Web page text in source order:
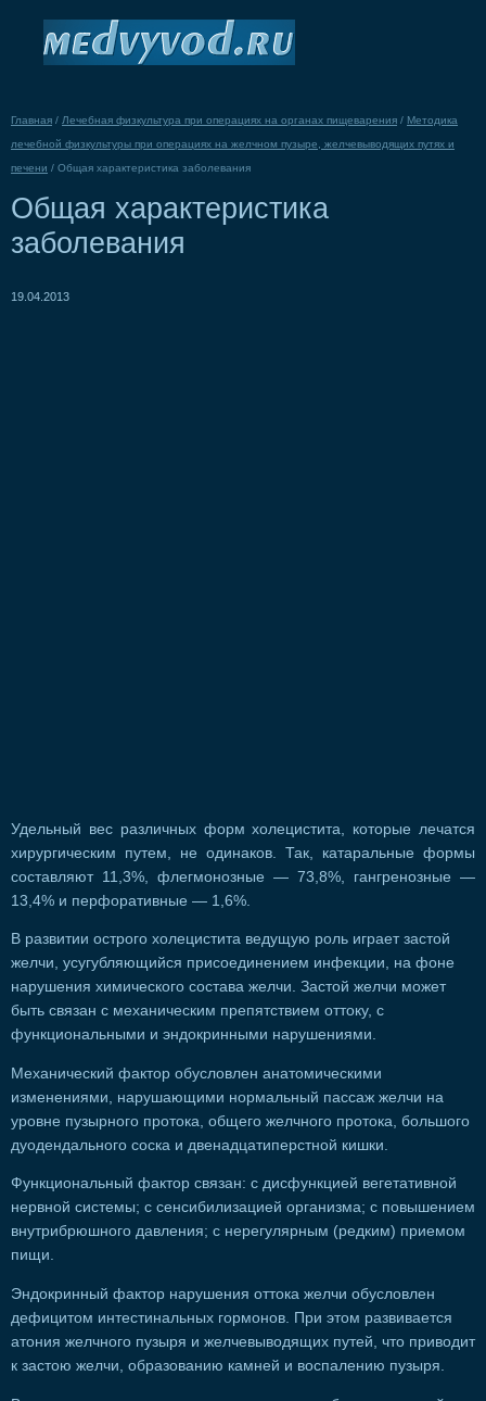
Главная / Лечебная физкультура при операциях на органах пищеварения / Методика
лечебной физкультуры при операциях на желчном пузыре, желчевыводящих путях и
печени / Общая характеристика заболевания
Общая характеристика
заболевания
19.04.2013
Удельный вес различных форм холецистита, которые лечатся
хирургическим путем, не одинаков. Так, катаральные формы
составляют 11,3%, флегмонозные — 73,8%, гангренозные —
13,4% и перфоративные — 1,6%.
В развитии острого холецистита ведущую роль играет застой
желчи, усугубляющийся присоединением инфекции, на фоне
нарушения химического состава желчи. Застой желчи может
быть связан с механическим препятствием оттоку, с
функциональными и эндокринными нарушениями.
Механический фактор обусловлен анатомическими
изменениями, нарушающими нормальный пассаж желчи на
уровне пузырного протока, общего желчного протока, большого
дуодендального соска и двенадцатиперстной кишки.
Функциональный фактор связан: с дисфункцией вегетативной
нервной системы; с сенсибилизацией организма; с повышением
внутрибрюшного давления; с нерегулярным (редким) приемом
пищи.
Эндокринный фактор нарушения оттока желчи обусловлен
дефицитом интестинальных гормонов. При этом развивается
атония желчного пузыря и желчевыводящих путей, что приводит
к застою желчи, образованию камней и воспалению пузыря.